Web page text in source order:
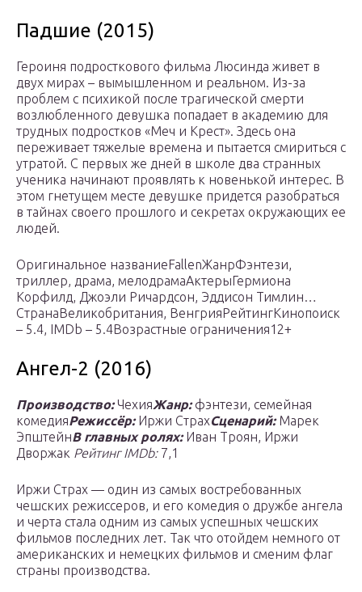
Падшие (2015)
Героиня подросткового фильма Люсинда живет в
двух мирах – вымышленном и реальном. Из-за
проблем с психикой после трагической смерти
возлюбленного девушка попадает в академию для
трудных подростков «Меч и Крест». Здесь она
переживает тяжелые времена и пытается смириться с
утратой. С первых же дней в школе два странных
ученика начинают проявлять к новенькой интерес. В
этом гнетущем месте девушке придется разобраться
в тайнах своего прошлого и секретах окружающих ее
людей.
Оригинальное названиеFallenЖанрФэнтези,
триллер, драма, мелодрамаАктерыГермиона
Корфилд, Джоэли Ричардсон, Эддисон Тимлин…
СтранаВеликобритания, ВенгрияРейтингКинопоиск
– 5.4, IMDb – 5.4Возрастные ограничения12+
Ангел-2 (2016)
Производство:ЧехияЖанр:фэнтези, семейная
комедияРежиссёр:Иржи СтрахСценарий:Марек
ЭпштейнВ главных ролях:Иван Троян, Иржи
Дворжак Рейтинг IMDb:7,1
Иржи Страх — один из самых востребованных
чешских режиссеров, и его комедия о дружбе ангела
и черта стала одним из самых успешных чешских
фильмов последних лет. Так что отойдем немного от
американских и немецких фильмов и сменим флаг
страны производства.